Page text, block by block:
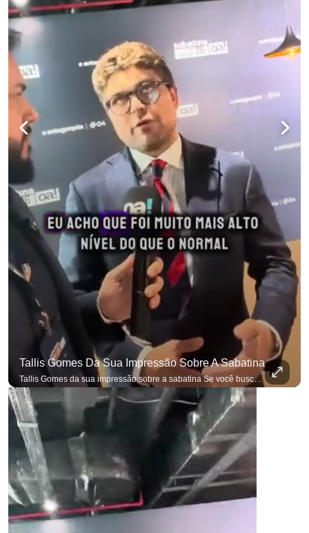
Tallis Gomes Da Sua Impressão Sobre A Sabatina
Tallis Gomes da sua impressão sobre a sabatina Se você busca informação com credibilidade, inscreva-se agora e ative o